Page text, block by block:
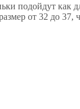
подойдут как
от 32 до